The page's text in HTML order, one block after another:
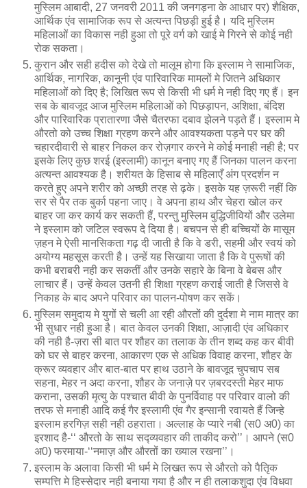
मुस्लिम आबादी, 27 जनवरी 2011 की जनगड़ना के आधार पर) शैक्षिक,
आर्थिक एंव सामाजिक रूप से अत्यन्त पिछड़ी हुई है। यदि मुस्लिम
महिलाओं का विकास नही हुआ तो पूरे वर्ग को खाई मे गिरने से कोई नही
रोक सकता।
कुरान और सही हदीस को देखे तो मालूम होगा कि इस्लाम ने सामाजिक,
आर्थिक, नागरिक, कानूनी एंव पारिवारिक मामलों मे जितने अधिकार
महिलाओं को दिए है; लिखित रूप से किसी भी धर्म मे नही दिए गए हैं। इन
सब के बावजूद आज मुस्लिम महिलाओं को पिछड़ापन, अशिक्षा, बंदिश
और पारिवारिक प्रातारणा जैसे चैतरफा दबाव झेलने पड़ते हैं। इस्लाम मे
औरतो को उच्च शिक्षा ग्रहण करने और आवश्यकता पड़ने पर घर की
चहारदीवारी से बाहर निकल कर रोज़गार करने मे कोई मनाही नही है; पर
इसके लिए कुछ शरई (इस्लामी) कानून बनाए गए हैं जिनका पालन करना
अत्यन्त आवश्यक है। शरीयत के हिसाब से महिलाएँ अंग प्रदर्शन न
करते हुए अपने शरीर को अच्छी तरह से ढ़के। इसके यह ज़रूरी नहीं कि
सर से पैर तक बुर्का पहना जाए। वे अपना हाथ और चेहरा खोल कर
बाहर जा कर कार्य कर सकती हैं, परन्तु मुस्लिम बुद्धिजीवियों और उलेमा
ने इस्लाम को जटिल स्वरूप दे दिया है। बचपन से ही बच्चियों के मासूम
ज़हन मे ऐसी मानसिकता गढ़ दी जाती है कि वे डरी, सहमी और स्वयं को
अयोग्य महसूस करती है। उन्हें यह सिखाया जाता है कि वे पुरूषों की
कभी बराबरी नही कर सकतीं और उनके सहारे के बिना वे बेबस और
लाचार हैं। उन्हें केवल उतनी ही शिक्षा ग्रहण कराई जाती है जिससे वे
निकाह के बाद अपने परिवार का पालन-पोषण कर सकें।
मुस्लिम समुदाय मे युगों से चली आ रही औरतों की दुर्दशा मे नाम मात्र का
भी सुधार नही हुआ है। बात केवल उनकी शिक्षा, आज़ादी एंव अधिकार
की नही है-ज़रा सी बात पर शौहर का तलाक के तीन शब्द कह कर बीवी
को घर से बाहर करना, आकारण एक से अधिक विवाह करना, शौहर के
क्रूर व्यवहार और बात-बात पर हाथ उठाने के बावजूद चुपचाप सब
सहना, मेहर न अदा करना, शौहर के जनाज़े पर ज़बरदस्ती मेहर माफ
कराना, उसकी मृत्यु के पश्चात बीवी के पुनर्विवाह पर परिवार वालो की
तरफ से मनाही आदि कई गैर इस्लामी एंव गैर इन्सानी रवायते हैं जिन्हे
इस्लाम हरगिज़ सही नही ठहराता। अल्लाह के प्यारे नबी (स0 अ0) का
इरशाद है-‘‘ औरतो के साथ सद्व्यवहार की ताकीद करो’’। आपने (स0
अ0) फरमाया-‘‘नमाज़ और औरतों का ख्याल रखना’’।
इस्लाम के अलावा किसी भी धर्म मे लिखत रूप से औरतो को पैतिृक
सम्पत्ति मे हिस्सेदार नही बनाया गया है और न ही तलाकशुदा एंव विधवा